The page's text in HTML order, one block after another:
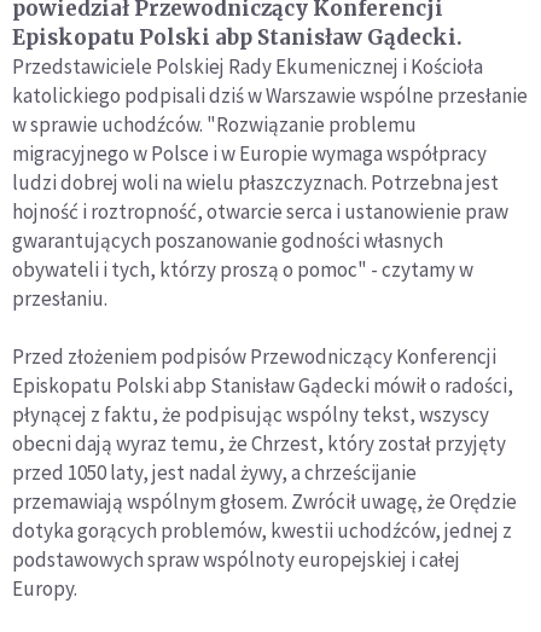
powiedział Przewodniczący Konferencji
Episkopatu Polski abp Stanisław Gądecki.
Przedstawiciele Polskiej Rady Ekumenicznej i Kościoła
katolickiego podpisali dziś w Warszawie wspólne przesłanie
w sprawie uchodźców. "Rozwiązanie problemu
migracyjnego w Polsce i w Europie wymaga współpracy
ludzi dobrej woli na wielu płaszczyznach. Potrzebna jest
hojność i roztropność, otwarcie serca i ustanowienie praw
gwarantujących poszanowanie godności własnych
obywateli i tych, którzy proszą o pomoc" - czytamy w
przesłaniu.
Przed złożeniem podpisów Przewodniczący Konferencji
Episkopatu Polski abp Stanisław Gądecki mówił o radości,
płynącej z faktu, że podpisując wspólny tekst, wszyscy
obecni dają wyraz temu, że Chrzest, który został przyjęty
przed 1050 laty, jest nadal żywy, a chrześcijanie
przemawiają wspólnym głosem. Zwrócił uwagę, że Orędzie
dotyka gorących problemów, kwestii uchodźców, jednej z
podstawowych spraw wspólnoty europejskiej i całej
Europy.